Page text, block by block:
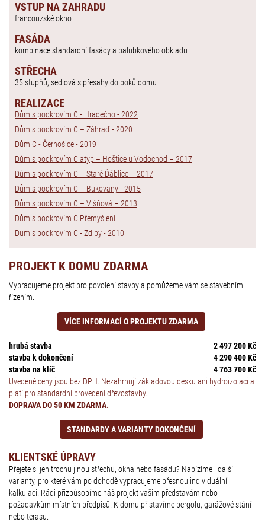
VSTUP NA ZAHRADU
francouzské okno
FASÁDA
kombinace standardní fasády a palubkového obkladu
STŘECHA
35 stupňů, sedlová s přesahy do boků domu
REALIZACE
Dům s podkrovím C - Hradečno - 2022
Dům s podkrovím C – Záhraď - 2020
Dům C - Černošice - 2019
Dům s podkrovím C atyp – Hoštice u Vodochod – 2017
Dům s podkrovím C – Staré Ďáblice – 2017
Dům s podkrovím C – Bukovany - 2015
Dům s podkrovím C – Višňová – 2013
Dům s podkrovím C Přemyšlení
Dum s podkrovím C - Zdiby - 2010
PROJEKT K DOMU ZDARMA
Vypracujeme projekt pro povolení stavby a pomůžeme vám se stavebním
řízením.
VÍCE INFORMACÍ O PROJEKTU ZDARMA
hrubá stavba
2 497 200 Kč
stavba k dokončení
4 290 400 Kč
stavba na klíč
4 763 700 Kč
Uvedené ceny jsou bez DPH. Nezahrnují základovou desku ani hydroizolaci a
platí pro standardní provedení dřevostavby.
DOPRAVA DO 50 KM ZDARMA.
STANDARDY A VARIANTY DOKONČENÍ
KLIENTSKÉ ÚPRAVY
Přejete si jen trochu jinou střechu, okna nebo fasádu? Nabízíme i další
varianty, pro které vám po dohodě vypracujeme přesnou individuální
kalkulaci. Rádi přizpůsobíme náš projekt vašim představám nebo
požadavkům místních předpisů. K domu přistavíme pergolu, garážové stání
nebo terasu.